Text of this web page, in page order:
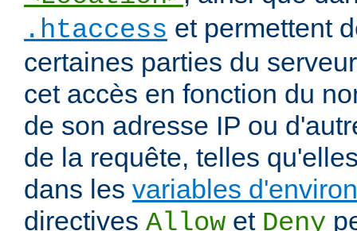
.htaccess et permettent
certaines parties du
cet accès en fonction du
de son adresse IP ou
de la requête, telles
dans les variables
directives Allow et Deny